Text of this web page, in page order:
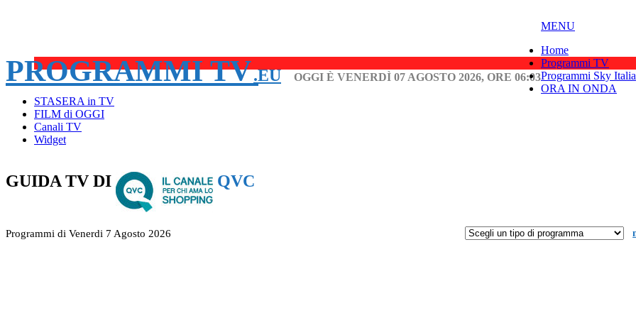
PROGRAMMI TV.EU OGGI È VENERDÌ 07 AGOSTO 2026, ORE 06:03
MENU
Home
Programmi TV
Programmi Sky Italia
ORA IN ONDA
STASERA in TV
FILM di OGGI
Canali TV
Widget
GUIDA TV DI QVC
Programmi di Venerdi 7 Agosto 2026